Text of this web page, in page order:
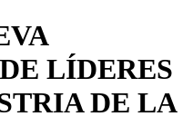
LÍDERES
DE LA